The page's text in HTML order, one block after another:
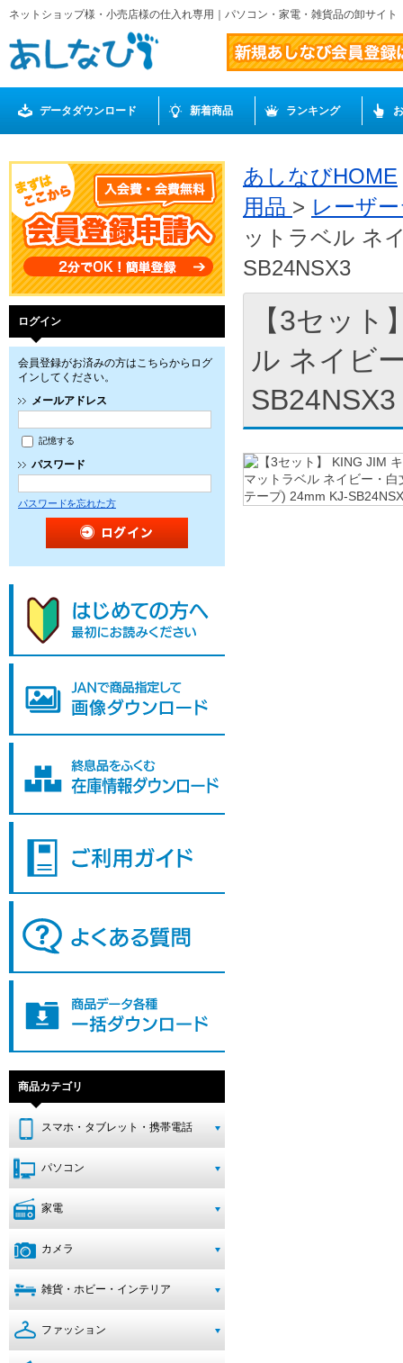
ネットショップ様・小売店様の仕入れ専用｜パソコン・家電・雑貨品の卸サイ
データダウンロード 新着商品 ランキング
ログイン
会員登録がお済みの方はこちらからログ
インしてください。
メールアドレス
記憶する
パスワード
パスワードを忘れた方
商品カテゴリ
スマホ・タブレット・携帯電話
パソコン
家電
カメラ
雑貨・ホビー・インテリア
ファッション
あしなびHOME
用品 > レーザ
ットラベル ネ
SB24NSX3
【3セッ
ル ネイビ
SB24NSX3